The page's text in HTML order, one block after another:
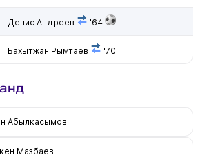
Денис Андреев '64
Бахытжан Рымтаев '70
Абылкасымов
Мазбаев